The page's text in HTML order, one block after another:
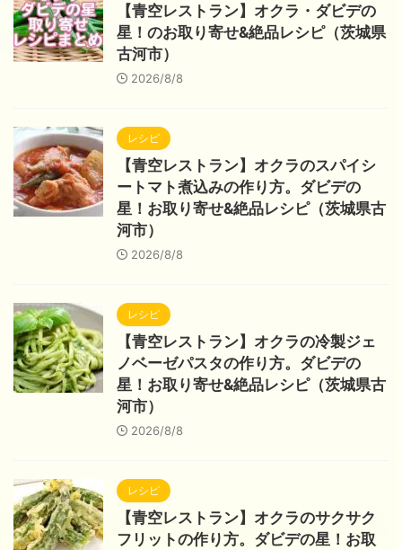
【青空レストラン】オクラ・ダビデの
星！のお取り寄せ&絶品レシピ（茨城県
古河市）
2026/8/8
レシピ
【青空レストラン】オクラのスパイシ
ートマト煮込みの作り方。ダビデの
星！お取り寄せ&絶品レシピ（茨城県古
河市）
2026/8/8
レシピ
【青空レストラン】オクラの冷製ジェ
ノベーゼパスタの作り方。ダビデの
星！お取り寄せ&絶品レシピ（茨城県古
河市）
2026/8/8
レシピ
【青空レストラン】オクラのサクサク
フリットの作り方。ダビデの星！お取